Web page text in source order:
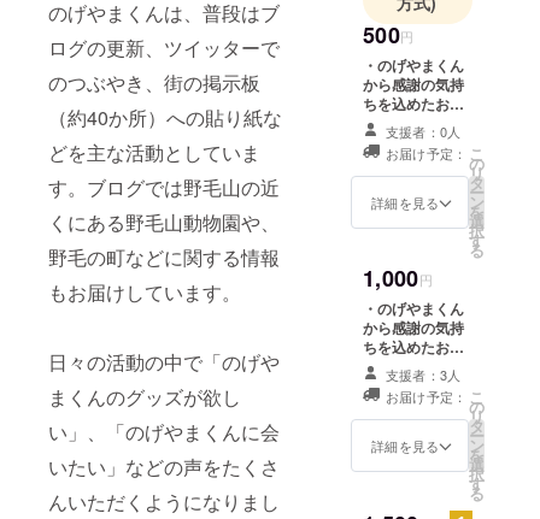
のげやまくんは、普段はブ
ログの更新、ツイッターで
のつぶやき、街の掲示板
（約40か所）への貼り紙な
どを主な活動としていま
す。ブログでは野毛山の近
くにある野毛山動物園や、
野毛の町などに関する情報
もお届けしています。
日々の活動の中で「のげや
まくんのグッズが欲し
い」、「のげやまくんに会
いたい」などの声をたくさ
んいただくようになりまし
500円
・のげやまくん
から感謝の気持
ちを込めたお礼
のメッセージを
お送りいたしま
す。ご希望の方
はお名前をホー
ムページ(ブロ
支援者：0人
お届け予定：
詳細を見る
こ
の
リ
タ
ー
ン
を
選
択
す
る
1,000円
・のげやまくん
から感謝の気持
ちを込めたお礼
のメッセージを
お送りいたしま
す。ご希望の方
はお名前をホー
ムページ(ブロ
支援者：3人
お届け予定：
詳細を見る
こ
の
リ
タ
ー
ン
を
選
択
す
る